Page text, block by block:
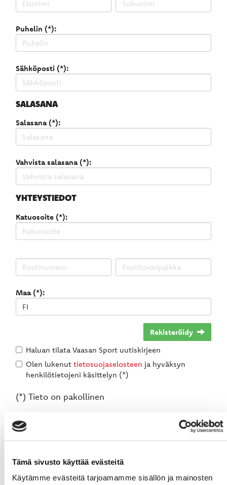
Tämä sivusto käyttää evästeitä
Käytämme evästeitä tarjoamamme sisällön ja mainosten
Puhelin (*):
Sähköposti (*):
SALASANA
Salasana (*):
Vahvista salasana (*):
YHTEYSTIEDOT
Katuosoite (*):
Maa (*):
Rekisteröidy
Haluan tilata Vaasan Sport uutiskirjeen
Olen lukenut tietosuojaselosteen ja hyväksyn
henkilötietojeni käsittelyn (*)
(*) Tieto on pakollinen